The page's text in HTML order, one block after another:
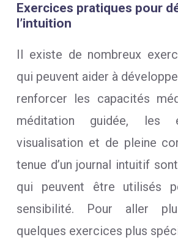
Exercices pratiques pour
l’intuition
Il existe de nombreux
qui peuvent aider à
renforcer les capacités
méditation guidée, les
visualisation et de pleine
tenue d’un journal intuitif
qui peuvent être utilisés
sensibilité. Pour aller
quelques exercices plus